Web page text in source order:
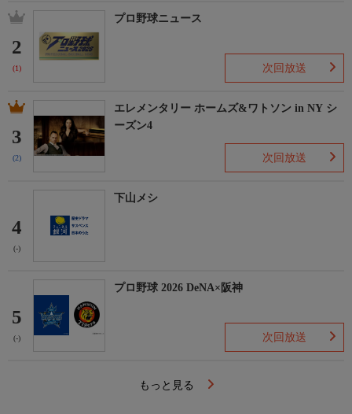
2
(1)
プロ野球ニュース
次回放送
3
(2)
エレメンタリー ホームズ&ワトソン in NY シ
ーズン4
次回放送
4
(-)
下山メシ
5
(-)
プロ野球 2026 DeNA×阪神
次回放送
もっと見る